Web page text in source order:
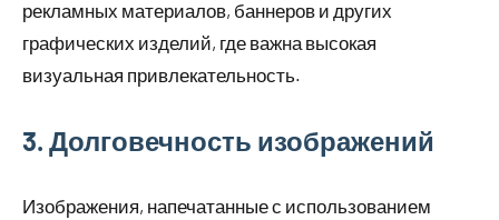
рекламных материалов, баннеров и других
графических изделий, где важна высокая
визуальная привлекательность.
3. Долговечность изображений
Изображения, напечатанные с использованием